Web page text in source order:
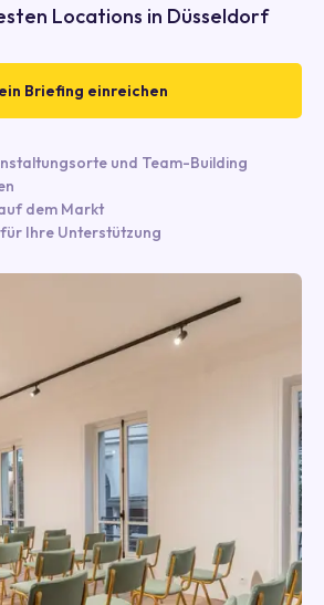
Locations in Düsseldorf
Briefing einreichen
und Team-Building
dem Markt
Ihre Unterstützung